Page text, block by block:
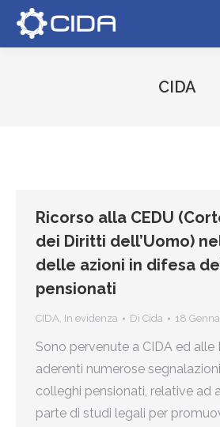
CIDA
Ricorso alla CEDU
dei Diritti dell’Uomo)
delle azioni in difesa
pensionati
CIDA, In evidenza Di Cida 18
Sono pervenute a CIDA ed alle
aderenti numerose
colleghi pensionati, relative ad
parte di studi legali per